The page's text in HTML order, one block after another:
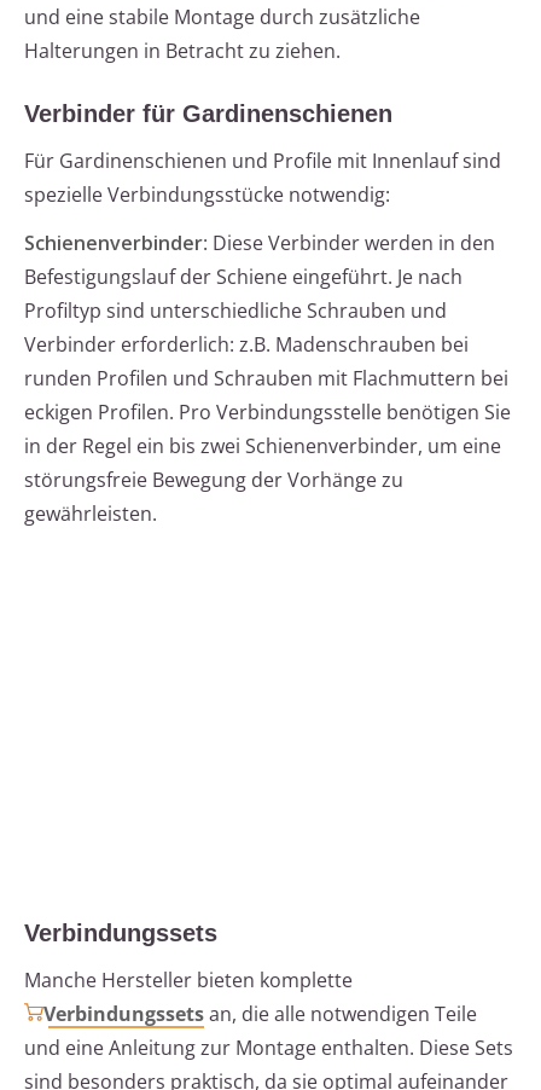
und eine stabile Montage durch zusätzliche
Halterungen in Betracht zu ziehen.
Verbinder für Gardinenschienen
Für Gardinenschienen und Profile mit Innenlauf sind
spezielle Verbindungsstücke notwendig:
Schienenverbinder: Diese Verbinder werden in den
Befestigungslauf der Schiene eingeführt. Je nach
Profiltyp sind unterschiedliche Schrauben und
Verbinder erforderlich: z.B. Madenschrauben bei
runden Profilen und Schrauben mit Flachmuttern bei
eckigen Profilen. Pro Verbindungsstelle benötigen Sie
in der Regel ein bis zwei Schienenverbinder, um eine
störungsfreie Bewegung der Vorhänge zu
gewährleisten.
Verbindungssets
Manche Hersteller bieten komplette
Verbindungssetsan, die alle notwendigen Teile
und eine Anleitung zur Montage enthalten. Diese Sets
sind besonders praktisch, da sie optimal aufeinander